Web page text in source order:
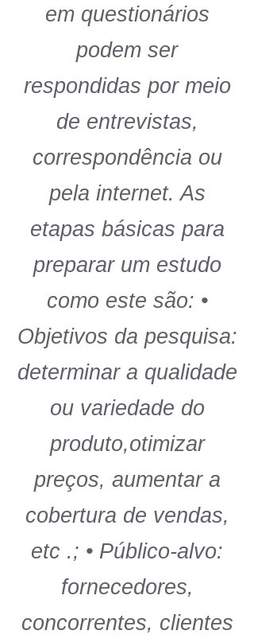
em questionários
podem ser
respondidas por meio
de entrevistas,
correspondência ou
pela internet. As
etapas básicas para
preparar um estudo
como este são: •
Objetivos da pesquisa:
determinar a qualidade
ou variedade do
produto,otimizar
preços, aumentar a
cobertura de vendas,
etc .; • Público-alvo:
fornecedores,
concorrentes, clientes